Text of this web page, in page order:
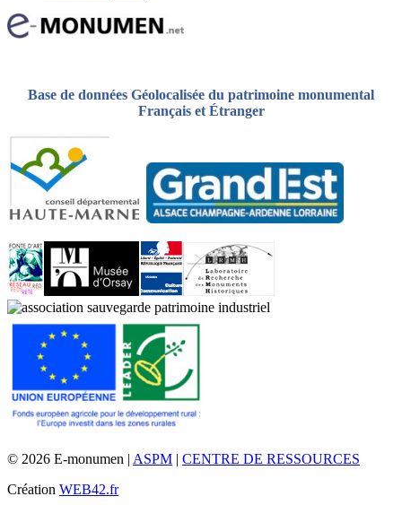
Base de données Géolocalisée du patrimoine monumental
Français et Étranger
© 2026 E-monumen | ASPM | CENTRE DE RESSOURCES
Création WEB42.fr